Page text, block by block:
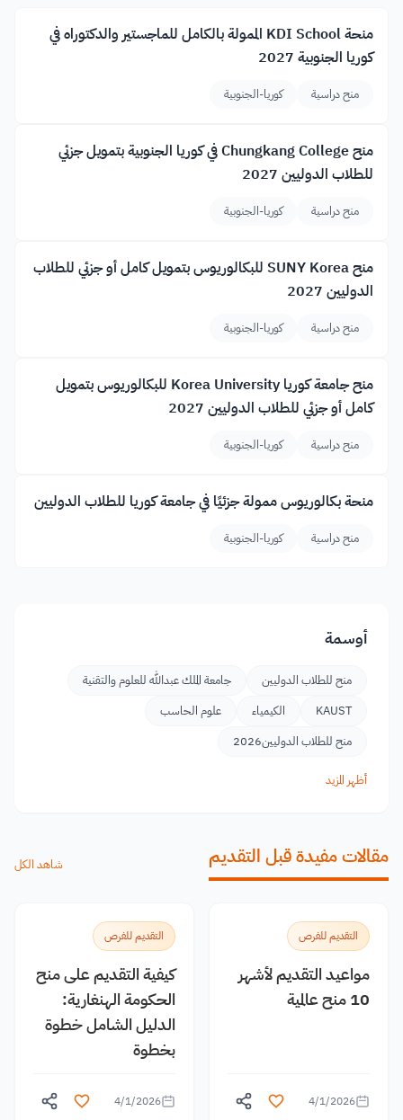
منحة KDI School الممولة بالكامل للماجستير والدكتوراه في
كوريا الجنوبية 2027
منح دراسية كوريا-الجنوبية
منح Chungkang College في كوريا الجنوبية بتمويل جزئي
للطلاب الدوليين 2027
منح دراسية كوريا-الجنوبية
منح SUNY Korea للبكالوريوس بتمويل كامل أو جزئي للطلاب
الدوليين 2027
منح دراسية كوريا-الجنوبية
منح جامعة كوريا Korea University للبكالوريوس بتمويل
كامل أو جزئي للطلاب الدوليين 2027
منح دراسية كوريا-الجنوبية
منحة بكالوريوس ممولة جزئيًا في جامعة كوريا للطلاب الدوليين
منح دراسية كوريا-الجنوبية
أوسمة
منح للطلاب الدوليين
جامعة الملك عبدالله للعلوم والتقنية
KAUST
الكيمياء
علوم الحاسب
منح للطلاب الدوليين2026
أظهر المزيد
مقالات مفيدة قبل التقديم شاهد الكل
التقديم للفرص
مواعيد التقديم لأشهر
10 منح عالمية
4/1/2026
التقديم للفرص
كيفية التقديم على منح
الحكومة الهنغارية:
الدليل الشامل خطوة
بخطوة
4/1/2026